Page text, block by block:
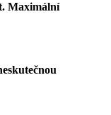
Maximální